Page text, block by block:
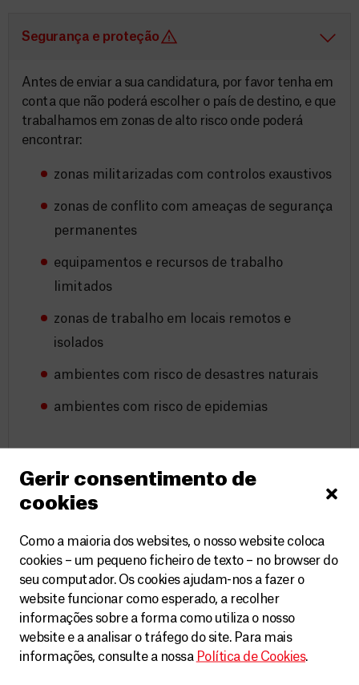
Gerir consentimento de
cookies
Como a maioria dos websites, o nosso website coloca
cookies – um pequeno ficheiro de texto – no browser do
seu computador. Os cookies ajudam-nos a fazer o
website funcionar como esperado, a recolher
informações sobre a forma como utiliza o nosso
website e a analisar o tráfego do site. Para mais
informações, consulte a nossa Política de Cookies.
Segurança e proteção
Antes de enviar a sua candidatura, por favor tenha em
conta que não poderá escolher o país de destino, e que
trabalhamos em zonas de alto risco onde poderá
encontrar:
zonas militarizadas com controlos exaustivos
zonas de conflito com ameaças de segurança
permanentes
equipamentos e recursos de trabalho
limitados
zonas de trabalho em locais remotos e
isolados
ambientes com risco de desastres naturais
ambientes com risco de epidemias
Informação relativa à aceitação de riscos
Devido ao facto de o propósito da MSF ser
o trabalho pode ser levado a cabo em zonas de conflito
ativo ou em cenários pós-conflito, nas quais existem
riscos inerentes, potenciais perigos e ameaças
constantes à segurança e proteção. A MSF reconhece
que é impossível excluir todos os riscos, mas faz tudo o
que está ao seu alcance como organização para
mitigar e gerir estes riscos através de protocolos de